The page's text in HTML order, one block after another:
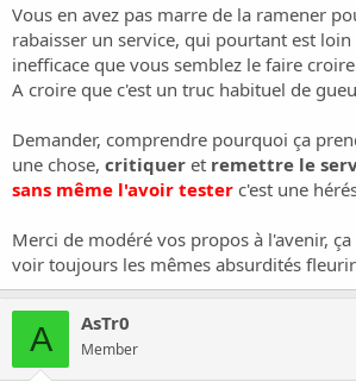
Vous en avez pas marre de la ramener
rabaisser un service, qui pourtant est loin
inefficace que vous semblez le faire
A croire que c'est un truc habituel de
Demander, comprendre pourquoi ça
une chose, critiquer et remettre le
sans même l'avoir tester c'est une
Merci de modéré vos propos à l'avenir,
voir toujours les mêmes absurdités
A AsTr0
Member